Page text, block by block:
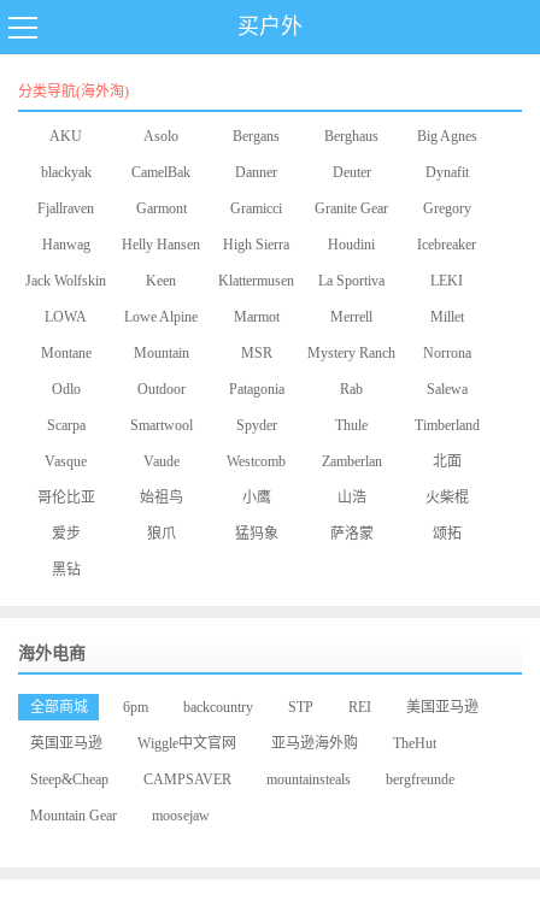
买户外
分类导航(海外淘)
AKU Asolo Bergans Berghaus Big Agnes
blackyak CamelBak Danner Deuter Dynafit
Fjallraven Garmont Gramicci Granite Gear Gregory
Hanwag Helly Hansen High Sierra Houdini Icebreaker
Jack Wolfskin Keen Klattermusen La Sportiva LEKI
LOWA Lowe Alpine Marmot Merrell Millet
Montane Mountain
Equipment
MSR Mystery Ranch Norrona
Odlo Outdoor
Research
Patagonia Rab Salewa
Scarpa Smartwool Spyder Thule Timberland
Vasque Vaude Westcomb Zamberlan 北面
哥伦比亚 始祖鸟 小鹰 山浩 火柴棍
爱步 狼爪 猛犸象 萨洛蒙 颂拓
黑钻
海外电商
全部商城 6pm backcountry STP REI 美国亚马逊
英国亚马逊 Wiggle中文官网 亚马逊海外购 TheHut
Steep&Cheap CAMPSAVER mountainsteals bergfreunde
Mountain Gear moosejaw